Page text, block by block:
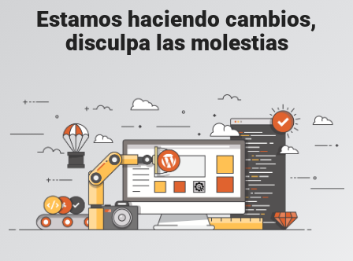
Estamos haciendo cambios,
disculpa las molestias